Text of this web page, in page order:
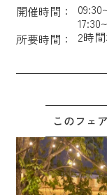
開催時間：
17:30~
所要時間：
2時
このフェ